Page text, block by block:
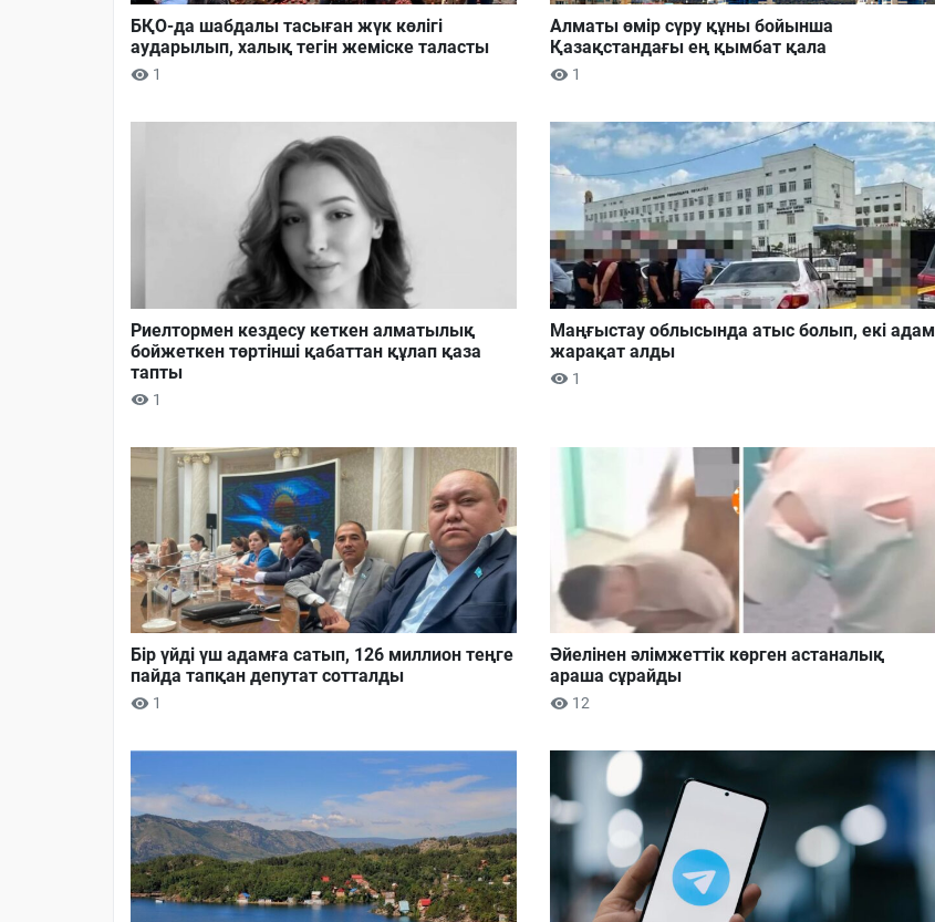
БҚО-да шабдалы тасыған жүк көлігі
аударылып, халық тегін жеміске таласты
1
Алматы өмір сүру құны бойынша
Қазақстандағы ең қымбат қала
1
Риелтормен кездесу кеткен алматылық
бойжеткен төртінші қабаттан құлап қаза
тапты
1
Маңғыстау облысында атыс болып, екі адам
жарақат алды
1
Бір үйді үш адамға сатып, 126 миллион теңге
пайда тапқан депутат сотталды
1
Әйелінен әлімжеттік көрген астаналық
араша сұрайды
12